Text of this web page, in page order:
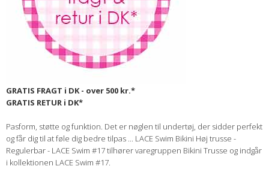
GRATIS FRAGT i DK - over 500 kr.*
GRATIS RETUR i DK*
Pasform, støtte og funktion. Det er nøglen til undertøj, der sidder perfekt
og får dig til at føle dig bedre tilpas ... LACE Swim Bikini Høj trusse -
Regulerbar - LACE Swim #17 tilhører varegruppen Bikini Trusse og indgår
i kollektionen LACE Swim #17.